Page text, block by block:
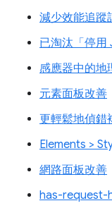
減少效能追蹤
已淘汰「停用
感應器中的地
元素面板改善
更輕鬆地偵錯
Elements >
網路面板改善
has-request-